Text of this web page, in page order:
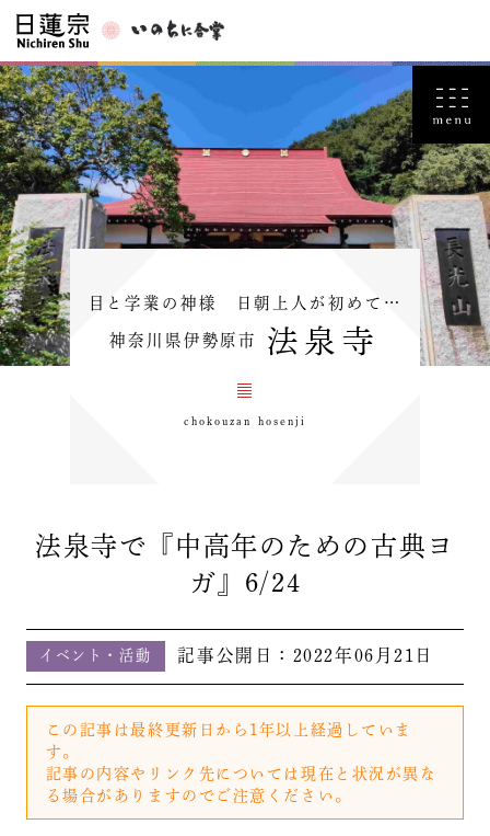
目と学業の神様 日朝上人が初めて…
神奈川県伊勢原市 法泉寺
chokouzan hosenji
法泉寺で『中高年のための古典ヨ
ガ』6/24
イベント・活動 記事公開日： 2022年06月21日
この記事は最終更新日から1年以上経過していま
す。
記事の内容やリンク先については現在と状況が異な
る場合がありますのでご注意ください。